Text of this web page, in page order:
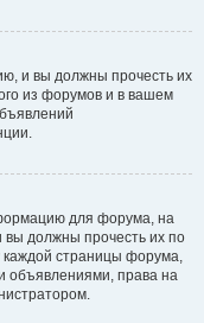
и вы должны прочесть их
из форумов и в вашем
для форума, на
вы должны прочесть их по
каждой страницы форума,
объявлениями, права на